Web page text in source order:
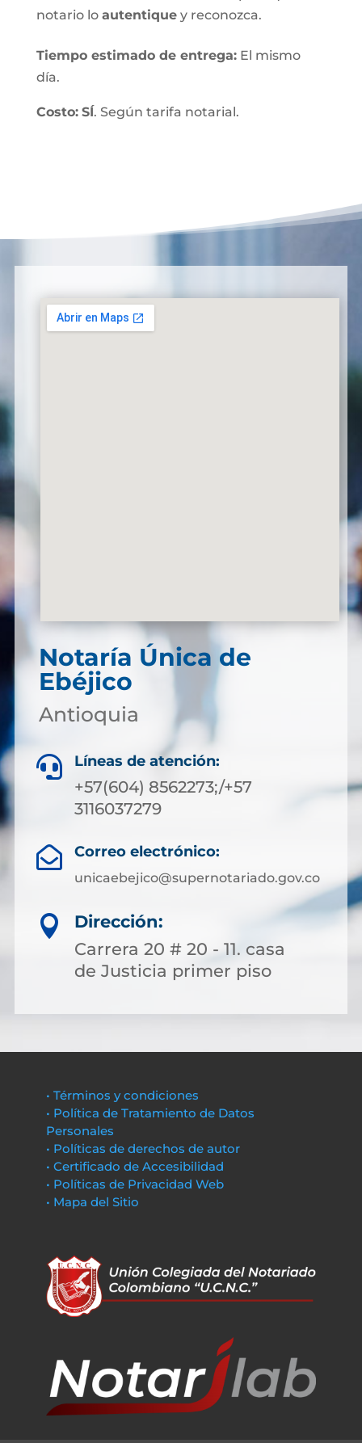
notario lo autentiquey reconozca.
Tiempo estimado de entrega:El mismo
día.
Costo: SÍ. Según tarifa notarial.
Notaría Única de
Ebéjico
Antioquia
 Líneas de atención:
+57(604) 8562273;/+57
3116037279
 Correo electrónico:
unicaebejico@supernotariado.gov.co

Dirección:
Carrera 20 # 20 - 11. casa
de Justicia primer piso
• Términos y condiciones
• Política de Tratamiento de Datos
Personales
• Políticas de derechos de autor
• Certificado de Accesibilidad
• Políticas de Privacidad Web
• Mapa del Sitio